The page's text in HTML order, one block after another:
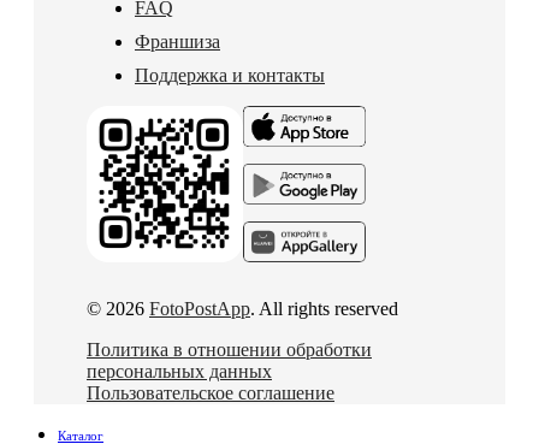
FAQ
Франшиза
Поддержка и контакты
© 2026 FotoPostApp. All rights reserved
Политика в отношении обработки
персональных данных
Пользовательское соглашение
Каталог